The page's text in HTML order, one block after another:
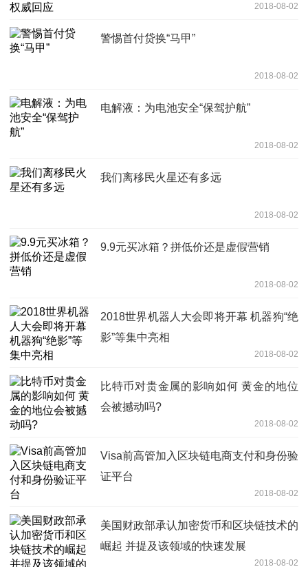
2018-08-02
警惕首付贷换“马甲”
2018-08-02
电解液：为电池安全“保驾护航”
2018-08-02
我们离移民火星还有多远
2018-08-02
9.9元买冰箱？拼低价还是虚假营销
2018-08-02
2018世界机器人大会即将开幕 机器狗“绝
影”等集中亮相
2018-08-02
比特币对贵金属的影响如何 黄金的地位
会被撼动吗?
2018-08-02
Visa前高管加入区块链电商支付和身份验
证平台
2018-08-02
美国财政部承认加密货币和区块链技术的
崛起 并提及该领域的快速发展
2018-08-02